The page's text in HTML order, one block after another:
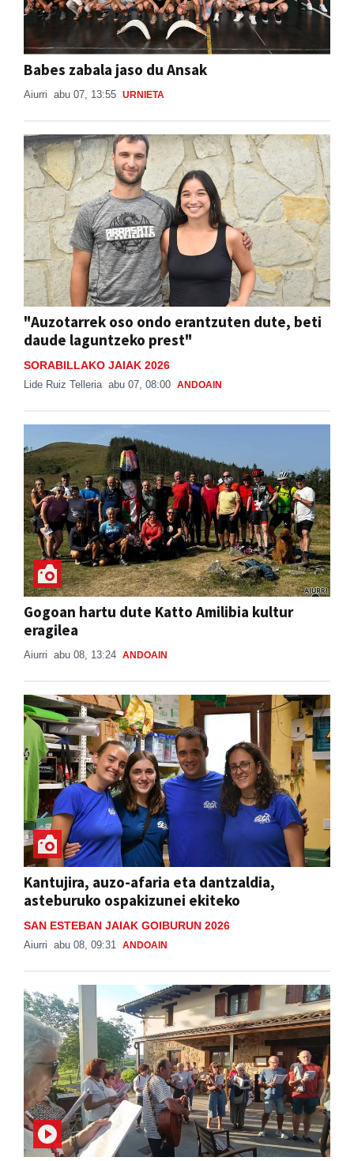
Babes zabala jaso du Ansak
Aiurri abu 07, 13:55 URNIETA
"Auzotarrek oso ondo erantzuten dute, beti
daude laguntzeko prest"
SORABILLAKO JAIAK 2026
Lide Ruiz Telleria abu 07, 08:00 ANDOAIN
Gogoan hartu dute Katto Amilibia kultur
eragilea
Aiurri abu 08, 13:24 ANDOAIN
Kantujira, auzo-afaria eta dantzaldia,
asteburuko ospakizunei ekiteko
SAN ESTEBAN JAIAK GOIBURUN 2026
Aiurri abu 08, 09:31 ANDOAIN